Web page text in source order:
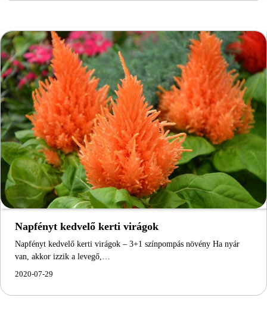
Napfényt kedvelő kerti virágok
Napfényt kedvelő kerti virágok – 3+1 színpompás növény Ha nyár
van, akkor izzik a levegő,…
2020-07-29